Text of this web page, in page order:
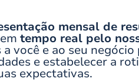
mensal de
tempo real pelo
você e ao seu
e estabelecer a
expectativas.